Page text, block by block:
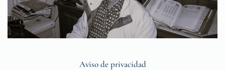
Aviso de privacidad